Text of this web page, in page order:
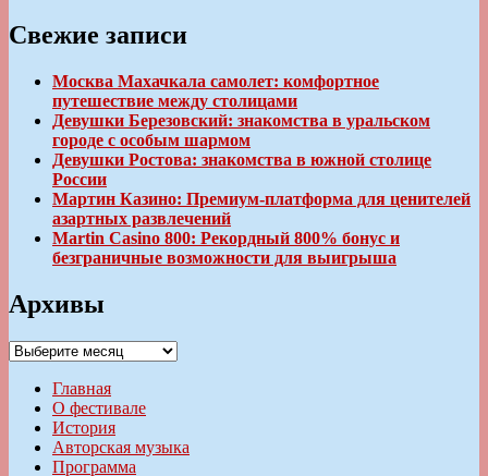
Свежие записи
Москва Махачкала самолет: комфортное
путешествие между столицами
Девушки Березовский: знакомства в уральском
городе с особым шармом
Девушки Ростова: знакомства в южной столице
России
Мартин Казино: Премиум-платформа для ценителей
азартных развлечений
Martin Casino 800: Рекордный 800% бонус и
безграничные возможности для выигрыша
Архивы
Архивы
Главная
О фестивале
История
Авторская музыка
Программа